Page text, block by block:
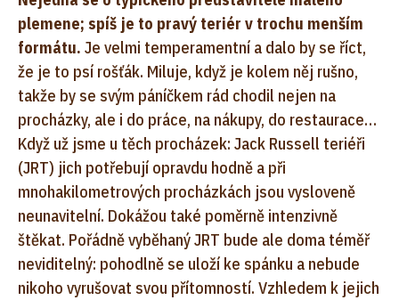
plemene; spíš je to pravý teriér v trochu menším
formátu. Je velmi temperamentní a dalo by se říct,
že je to psí rošťák. Miluje, když je kolem něj rušno,
takže by se svým páníčkem rád chodil nejen na
procházky, ale i do práce, na nákupy, do restaurace…
Když už jsme u těch procházek: Jack Russell teriéři
(JRT) jich potřebují opravdu hodně a při
mnohakilometrových procházkách jsou vysloveně
neunavitelní. Dokážou také poměrně intenzivně
štěkat. Pořádně vyběhaný JRT bude ale doma téměř
neviditelný: pohodlně se uloží ke spánku a nebude
nikoho vyrušovat svou přítomností. Vzhledem k jejich